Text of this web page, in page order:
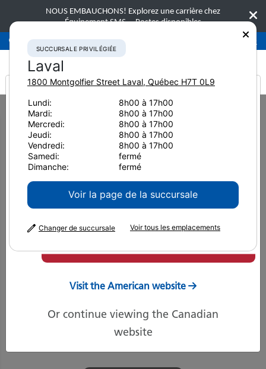
NOUS EMBAUCHONS! Explorez une carrière chez
Équipement SMS. Postes disponibles
Succursale privilégiéeLaval 450-781-9600
Home Équipement neuf Excavatrices
Petites excavatrices
Komatsu PC170LC-11
Petites excavatrices
Komatsu PC170LC-11
It looks like you are
from America
Visit the American website
Or continue viewing the Canadian
website
SUCCURSALE PRIVILÉGIÉE
Laval
1800 Montgolfier Street Laval, Québec H7T 0L9
Lundi:
8h00 à 17h00
Mardi:
8h00 à 17h00
Mercredi:
8h00 à 17h00
Jeudi:
8h00 à 17h00
Vendredi:
8h00 à 17h00
Samedi:
fermé
Dimanche:
fermé
Voir la page de la succursale
Changer de succursale Voir tous les emplacements